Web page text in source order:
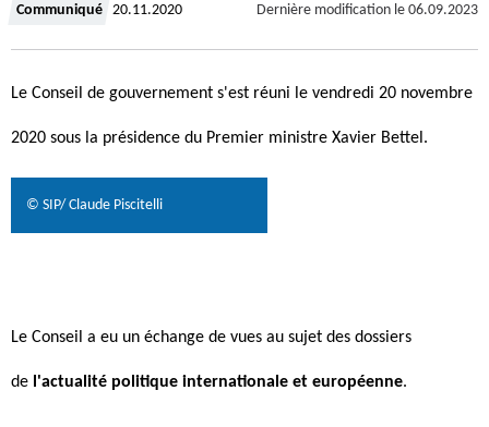
Communiqué C
r
é
e
e
20.11.2020 Dernière modification le 06.09.2023
Le Conseil de gouvernement s'est réuni le vendredi 20 novembre
2020 sous la présidence du Premier ministre Xavier Bettel.
© SIP/ Claude Piscitelli
Le Conseil a eu un échange de vues au sujet des dossiers
de l'actualité politique internationale et européenne.